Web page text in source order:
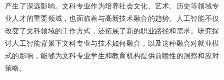
产生了深远影响。文科专业作为培养社会文化、艺术、历史等领域专
业人才的重要领域，也面临着与高新技术融合的趋势。人工智能不仅
改变了文科领域的工作方式，还拓展了新的职业路径和需求。研究探
讨人工智能背景下文科专业与技术如何融合，以及这种融合对就业模
式的影响，能够为文科专业学生和教育机构提供前瞻性的洞察和应对
策略。